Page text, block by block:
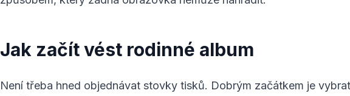
Jak začít vést rodinné album
Není třeba hned objednávat stovky tisků. Dobrým začátkem je